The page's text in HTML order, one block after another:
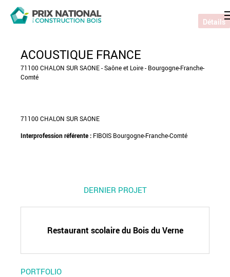
ACOUSTIQUE FRANCE
71100 CHALON SUR SAONE - Saône et Loire - Bourgogne-Franche-
Comté
71100 CHALON SUR SAONE
Interprofession référente : FIBOIS Bourgogne-Franche-Comté
DERNIER PROJET
Restaurant scolaire du Bois du Verne
Détails
PORTFOLIO